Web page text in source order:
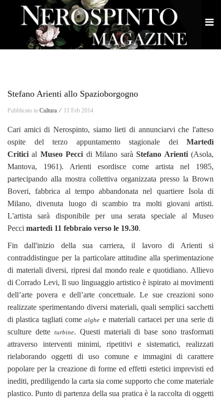
Stefano Arienti allo Spazioborgogno
Pubblicato in Cultura ⁄ 11 Feb 2014
Cari amici di Nerospinto, siamo lieti di annunciarvi che l'atteso
ospite del terzo appuntamento stagionale dei Martedì
Critici al Museo Pecci di Milano saràStefano Arienti(Asola,
Mantova, 1961). Arienti esordisce come artista nel 1985,
partecipando alla mostra collettiva organizzata presso la Brown
Boveri, fabbrica al tempo abbandonata nel quartiere Isola di
Milano, divenuta luogo di scambio tra molti giovani artisti.
L'artista sarà disponibile per una serata speciale al Museo
Pecci martedì 11 febbraio verso le 19.30.
Fin dall'inizio della sua carriera, il lavoro di Arienti si
contraddistingue per la particolare attitudine alla sperimentazione
di materiali diversi, ripresi dal mondo reale e quotidiano. Allievo
di Corrado Levi, Il suo linguaggio artistico è ispirato ai movimenti
dell’arte povera e dell’arte concettuale. Le sue creazioni sono
realizzate sperimentando diversi materiali, quali semplici sacchetti
di plastica tagliati comealghe e materiali cartacei per una serie di
sculture dette turbine. Questi materiali di base sono trasformati
attraverso interventi minimi, ripetitivi e sistematici, realizzati
rielaborando oggetti di uso comune e immagini di carattere
popolare per la creazione di forme ed effetti estetici imprevisti ed
inediti, prediligendo la carta sia come supporto che come materiale
plastico. Punto di partenza della sua pratica è la raccolta di oggetti